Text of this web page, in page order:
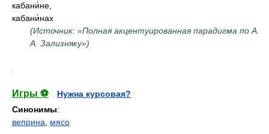
кабани́не,
кабани́нах
(Источник: «Полная акцентуированная парадигма по А.
А. Зализняку»)
Игры ⚽
Нужна курсовая?
Синонимы:
веприна
мясо